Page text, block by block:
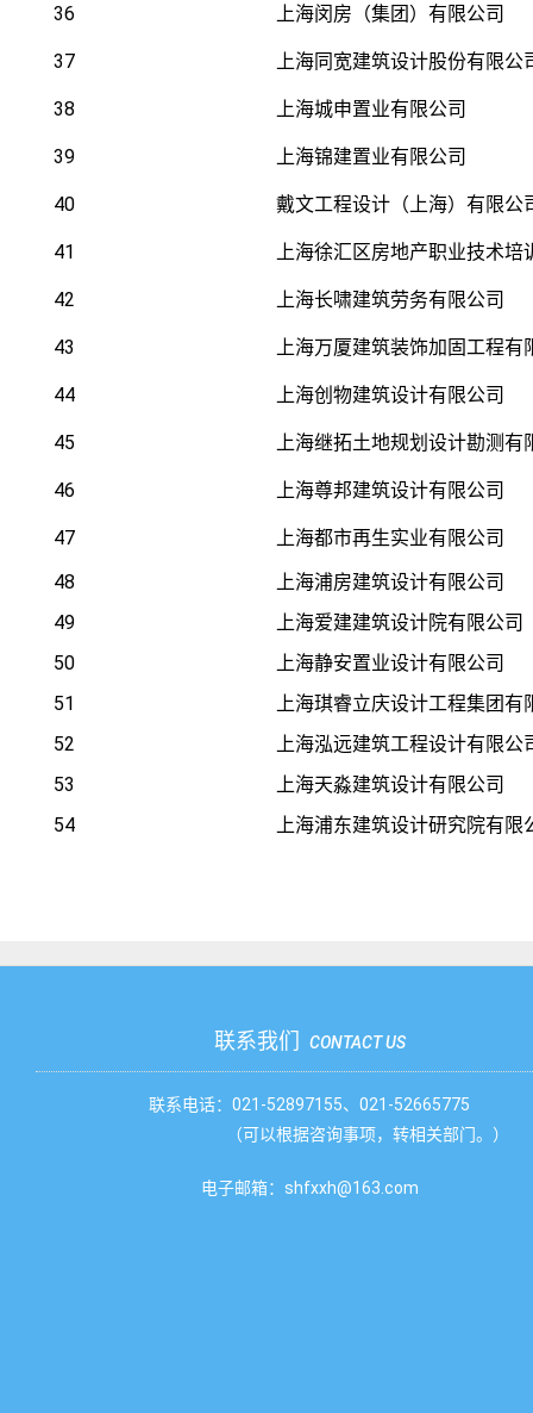
36 上海闵房（集团）有限公司
37 上海同宽建筑设计股份有限公
38 上海城申置业有限公司
39 上海锦建置业有限公司
40 戴文工程设计（上海）有限公
41 上海徐汇区房地产职业技术培
42 上海长啸建筑劳务有限公司
43 上海万厦建筑装饰加固工程有
44 上海创物建筑设计有限公司
45 上海继拓土地规划设计勘测有
46 上海尊邦建筑设计有限公司
47
上海都市再生实业有限公司
48
上海浦房建筑设计有限公司
49
上海爱建建筑设计院有限公司
50
上海静安置业设计有限公司
51
上海琪睿立庆设计工程集团有
52
上海泓远建筑工程设计有限公
53
上海天淼建筑设计有限公司
54
上海浦东建筑设计研究院有限
联系我们 CONTACT US
联系电话：021-52897155、021-52665775
（可以根据咨询事项，转相关部门。）
电子邮箱：shfxxh@163.com